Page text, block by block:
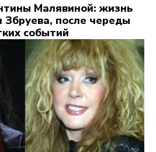
Малявиной: жизнь
Збруева, после череды
событий